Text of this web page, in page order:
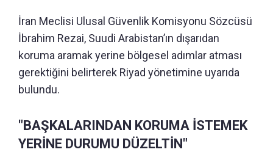
İran Meclisi Ulusal Güvenlik Komisyonu Sözcüsü
İbrahim Rezai, Suudi Arabistan’ın dışarıdan
koruma aramak yerine bölgesel adımlar atması
gerektiğini belirterek Riyad yönetimine uyarıda
bulundu.
"BAŞKALARINDAN KORUMA İSTEMEK
YERİNE DURUMU DÜZELTİN"